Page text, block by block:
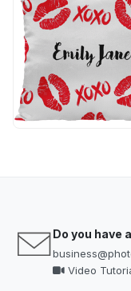
Do you have
Video